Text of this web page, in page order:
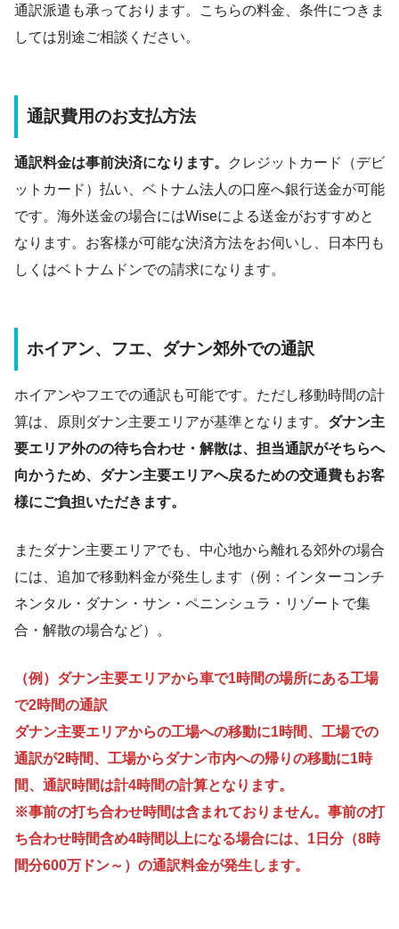
通訳派遣も承っております。こちらの料金、条件につきま
しては別途ご相談ください。
通訳費用のお支払方法
通訳料金は事前決済になります。
クレジットカード（デビ
ットカード）払い、ベトナム法人の口座へ銀行送金が可能
です。海外送金の場合にはWiseによる送金がおすすめと
なります。お客様が可能な決済方法をお伺いし、日本円も
しくはベトナムドンでの請求になります。
ホイアン、フエ、ダナン郊外での通訳
ホイアンやフエでの通訳も可能です。ただし移動時間の計
算は、原則ダナン主要エリアが基準となります。 ダナン主
要エリア外のの待ち合わせ・解散は、担当通訳がそちらへ
向かうため、ダナン主要エリアへ戻るための交通費もお客
様にご負担いただきます。
またダナン主要エリアでも、中心地から離れる郊外の場合
には、追加で移動料金が発生します（例：インターコンチ
ネンタル・ダナン・サン・ペニンシュラ・リゾートで集
合・解散の場合など）。
（例）ダナン主要エリアから車で1時間の場所にある工場
で2時間の通訳
ダナン主要エリアからの工場への移動に1時間、工場での
通訳が2時間、工場からダナン市内への帰りの移動に1時
間、通訳時間は計4時間の計算となります。
※事前の打ち合わせ時間は含まれておりません。事前の打
ち合わせ時間含め4時間以上になる場合には、1日分（8時
間分600万ドン～）の通訳料金が発生します。